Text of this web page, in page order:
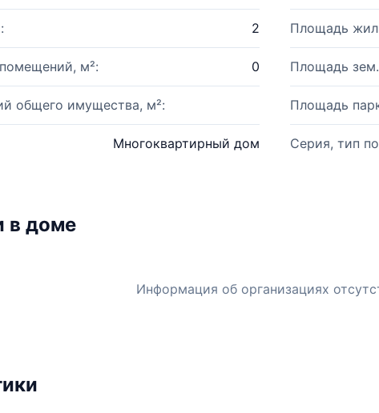
2 Площадь
м²: 0 Площадь
общего имущества, м²: Площадь
Многоквартирный дом Серия, тип
в доме
Информация об организациях